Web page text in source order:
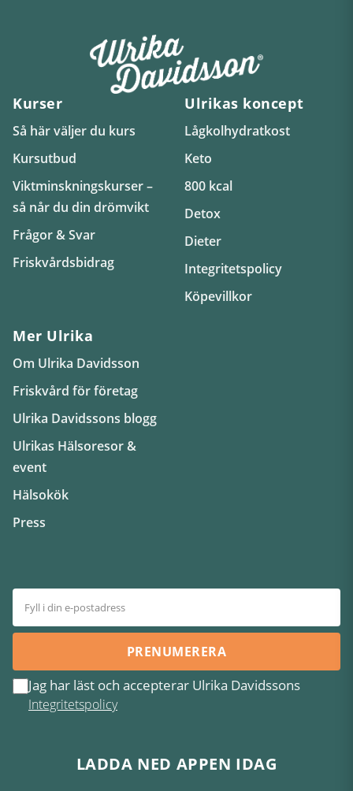
Kurser
Så här väljer du kurs
Kursutbud
Viktminskningskurser –
så når du din drömvikt
Frågor & Svar
Friskvårdsbidrag
Ulrikas koncept
Lågkolhydratkost
Keto
800 kcal
Detox
Dieter
Integritetspolicy
Köpevillkor
Mer Ulrika
Om Ulrika Davidsson
Friskvård för företag
Ulrika Davidssons blogg
Ulrikas Hälsoresor &
event
Hälsokök
Press
PRENUMERERA
Jag har läst och accepterar Ulrika Davidssons
Integritetspolicy
LADDA NED APPEN IDAG